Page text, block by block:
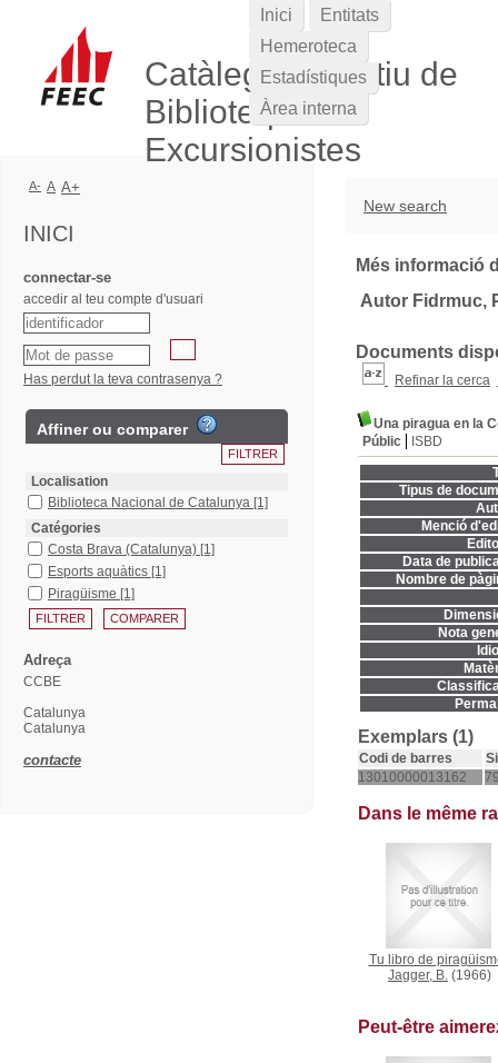
Catàleg Col·lectiu de
Biblioteques
Excursionistes
New search
Més informació
Autor Fidrmuc,
Documents
Refinar la cerca
Una piragua en la
Públic
ISBD
Tipus de
Menció
Data de
Nombre de
Nota
Exemplars (1)
Codi de barres
13010000013162
Dans le même
Tu libro de
Jagger, B. (1966)
Peut-être
Inici
Entitats
Hemeroteca
Estadístiques
Àrea interna
A- A A+
INICI
connectar-se
accedir al teu compte d'usuari
Has perdut la teva contrasenya ?
Affiner ou comparer
Localisation
Biblioteca Nacional de Catalunya [1]
Catégories
Costa Brava (Catalunya) [1]
Esports aquàtics [1]
Piragüisme [1]
Adreça
CCBE
Catalunya
Catalunya
contacte